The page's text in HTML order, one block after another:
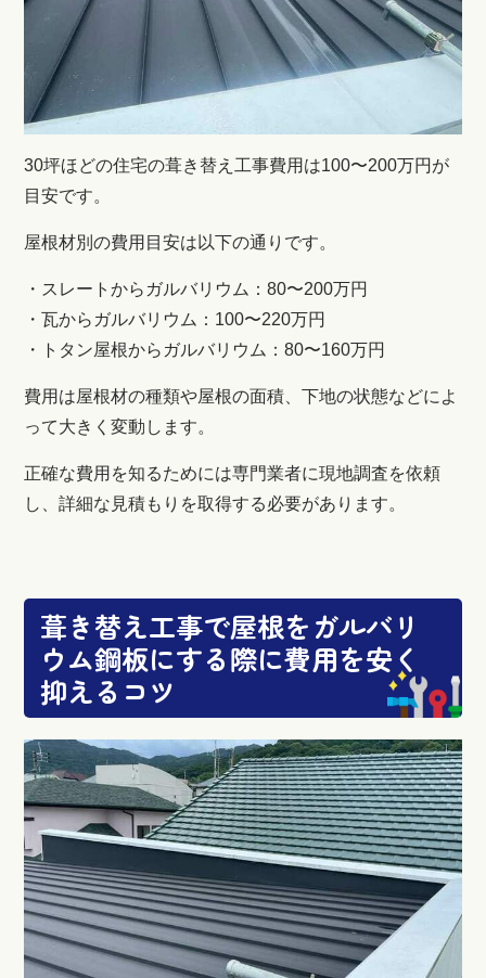
30坪ほどの住宅の葺き替え工事費用は100〜200万円が
目安です。
屋根材別の費用目安は以下の通りです。
・スレートからガルバリウム：80〜200万円
・瓦からガルバリウム：100〜220万円
・トタン屋根からガルバリウム：80〜160万円
費用は屋根材の種類や屋根の面積、下地の状態などによ
って大きく変動します。
正確な費用を知るためには専門業者に現地調査を依頼
し、詳細な見積もりを取得する必要があります。
葺き替え工事で屋根をガルバリ
ウム鋼板にする際に費用を安く
抑えるコツ